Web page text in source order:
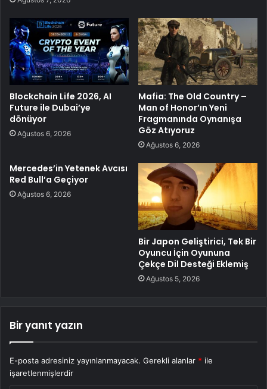
Blockchain Life 2026, AI
Future ile Dubai’ye
dönüyor
Ağustos 6, 2026
Mafia: The Old Country –
Man of Honor’ın Yeni
Fragmanında Oynanışa
Göz Atıyoruz
Ağustos 6, 2026
Mercedes’in Yetenek Avcısı
Red Bull’a Geçiyor
Ağustos 6, 2026
Bir Japon Geliştirici, Tek Bir
Oyuncu İçin Oyununa
Çekçe Dil Desteği Eklemiş
Ağustos 5, 2026
Bir yanıt yazın
E-posta adresiniz yayınlanmayacak. Gerekli alanlar * ile
işaretlenmişlerdir